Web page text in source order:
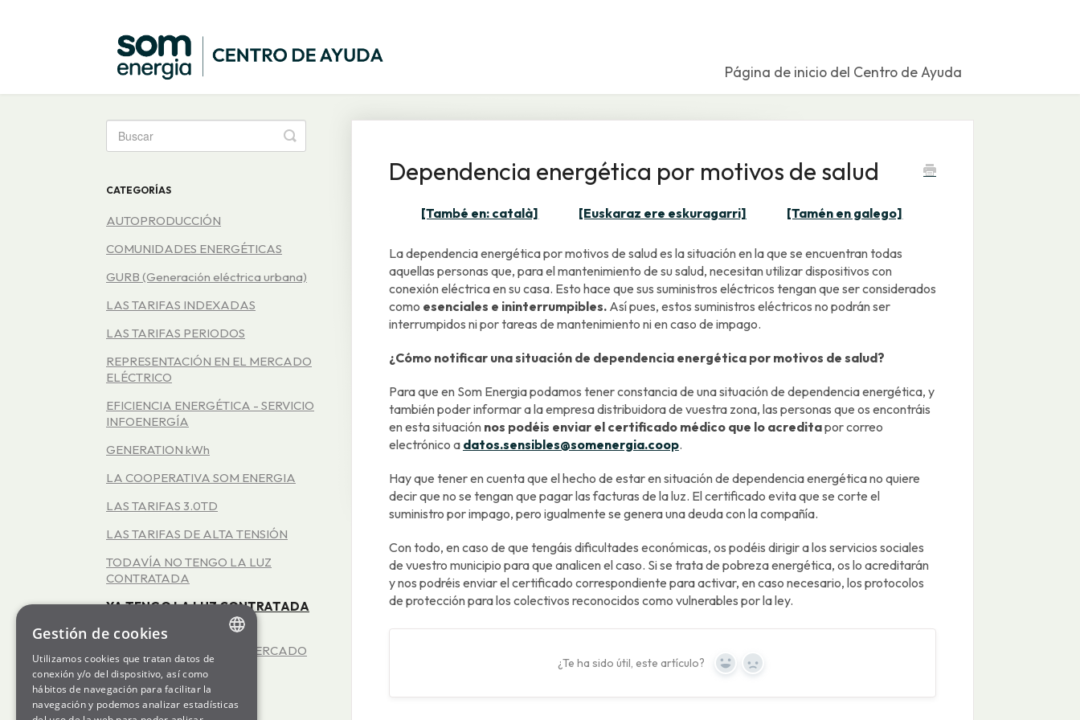
Página de inicio del Centro de Ayuda
Dependencia energética por motivos de salud
[També en: català] [Euskaraz ere eskuragarri] [Tamén en galego]
La dependencia energética por motivos de salud es la situación en la que se encuentran todas
aquellas personas que, para el mantenimiento de su salud, necesitan utilizar dispositivos con
conexión eléctrica en su casa. Esto hace que sus suministros eléctricos tengan que ser considerados
como esenciales e ininterrumpibles.Así pues, estos suministros eléctricos no podrán ser
interrumpidos ni por tareas de mantenimiento ni en caso de impago.
¿Cómo notificar una situación de dependencia energética por motivos de salud?
Para que en Som Energia podamos tener constancia de una situación de dependencia energética, y
también poder informar a la empresa distribuidora de vuestra zona, las personas que os encontráis
en esta situación nos podéis enviar el certificado médico que lo acreditapor correo
electrónico a datos.sensibles@somenergia.coop.
Hay que tener en cuenta que el hecho de estar en situación de dependencia energética no quiere
decir que no se tengan que pagar las facturas de la luz. El certificado evita que se corte el
suministro por impago, pero igualmente se genera una deuda con la compañía.
Con todo, en caso de que tengáis dificultades económicas, os podéis dirigir a los servicios sociales
de vuestro municipio para que analicen el caso. Si se trata de pobreza energética, os lo acreditarán
y nos podréis enviar el certificado correspondiente para activar, en caso necesario, los protocolos
de protección para los colectivos reconocidos como vulnerables por la ley.
¿Te ha sido útil, este artículo? Yes No
Toggle
Search
CATEGORÍAS
AUTOPRODUCCIÓN
COMUNIDADES ENERGÉTICAS
GURB (Generación eléctrica urbana)
LAS TARIFAS INDEXADAS
LAS TARIFAS PERIODOS
REPRESENTACIÓN EN EL MERCADO
ELÉCTRICO
EFICIENCIA ENERGÉTICA - SERVICIO
INFOENERGÍA
GENERATION kWh
LA COOPERATIVA SOM ENERGIA
LAS TARIFAS 3.0TD
LAS TARIFAS DE ALTA TENSIÓN
TODAVÍA NO TENGO LA LUZ
CONTRATADA
YA TENGO LA LUZ CONTRATADA
FUNCIONAMIENTO DEL MERCADO
ELÉCTRICO
OFICINA VIRTUAL
ENGLISH
SPANISH
Gestión de cookies
Utilizamos cookies que tratan datos de
conexión y/o del dispositivo, así como
hábitos de navegación para facilitar la
navegación y podemos analizar estadísticas